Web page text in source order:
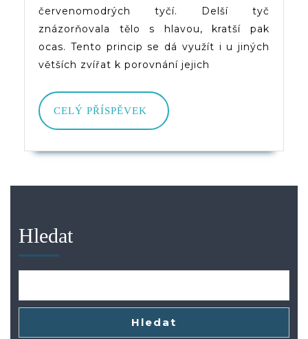
červenomodrých tyčí. Delší tyč
znázorňovala tělo s hlavou, kratší pak
ocas. Tento princip se dá využít i u jiných
větších zvířat k porovnání jejich
CELÝ PŘÍSPĚVEK
CELÝ
PŘÍSPĚVEK
Hledat
Hledat